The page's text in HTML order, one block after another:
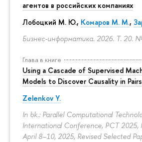
агентов в российских компаниях
Лобоцкий М. Ю., Комаров М. М.,
Бизнес-информатика. 2026. Т. 20.
Глава в книге
Using a Cascade of Supervised
Models to Discover Causality in
Zelenkov Y.
In bk.: Parallel Computational
International Conference, PCT 2025,
April 8–10, 2025, Revised Selected